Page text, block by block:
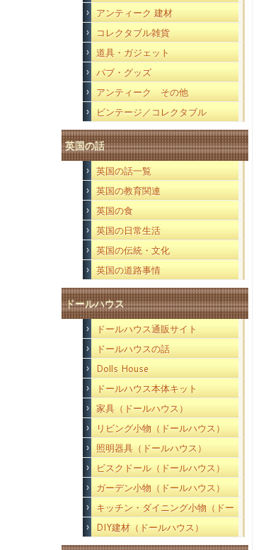
アンティーク 建材
コレクタブル雑貨
道具・ガジェット
パブ・グッズ
アンティーク その他
ビンテージ／コレクタブル
英国の話
英国の話一覧
英国の教育関連
英国の食
英国の日常生活
英国の伝統・文化
英国の道路事情
ドールハウス
ドールハウス通販サイト
ドールハウスの話
Dolls House
ドールハウス本体キット
家具（ドールハウス）
リビング小物（ドールハウス）
照明器具（ドールハウス）
ビスクドール（ドールハウス）
ガーデン小物（ドールハウス）
キッチン・ダイニング小物（ドー
ルハウス）
DIY建材（ドールハウス）